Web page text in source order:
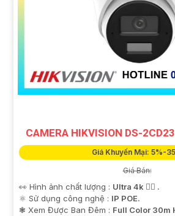
CAMERA HIKVISION DS-
Giá Khuyến Mại: 5%-
Giá Bán:
👀 Hình ảnh chất lượng : Ultra 4k 👍🏾 .
⚛️ Sử dụng công nghệ : IP POE.
❃ Xem Được Ban Đêm : Full Color 30m